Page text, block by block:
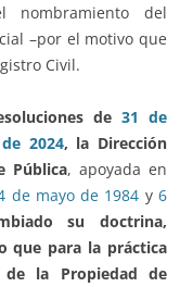
nombramiento del
–por el motivo que
Civil.
de 31 de
2024, la Dirección
Pública, apoyada en
de mayo de 1984 y6
su doctrina,
que para la práctica
la Propiedad de